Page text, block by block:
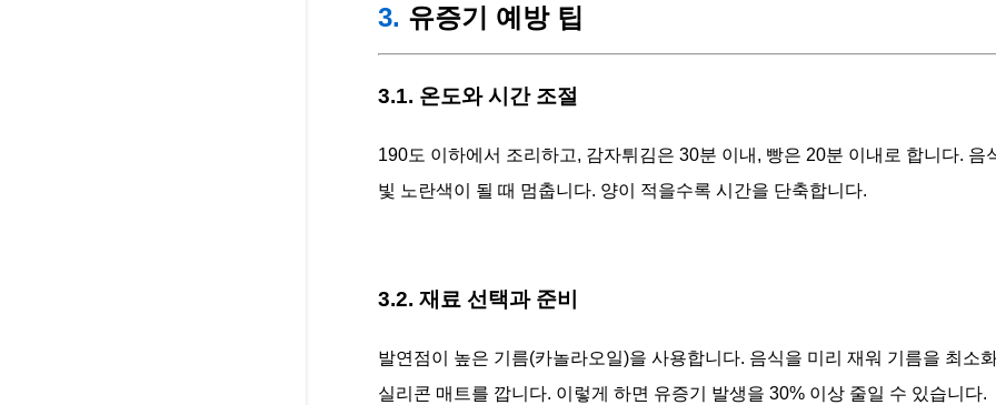
3. 유증기 예방 팁
3.1. 온도와 시간 조절
190도 이하에서 조리하고, 감자튀김은 30분 이내, 빵은 20분 이내로 합니다. 음
빛 노란색이 될 때 멈춥니다. 양이 적을수록 시간을 단축합니다.
3.2. 재료 선택과 준비
발연점이 높은 기름(카놀라오일)을 사용합니다. 음식을 미리 재워 기름을 최소
실리콘 매트를 깝니다. 이렇게 하면 유증기 발생을 30% 이상 줄일 수 있습니다.